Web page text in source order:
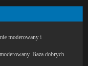
moderowany i
Baza dobrych